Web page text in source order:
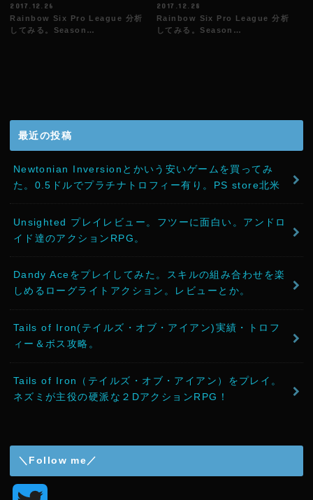
2017.12.26
Rainbow Six Pro League 分析
してみる。Season…
2017.12.28
Rainbow Six Pro League 分析
してみる。Season…
最近の投稿
Newtonian Inversionとかいう安いゲームを買ってみ
た。0.5ドルでプラチナトロフィー有り。PS store北米
Unsighted プレイレビュー。フツーに面白い。アンドロ
イド達のアクションRPG。
Dandy Aceをプレイしてみた。スキルの組み合わせを楽
しめるローグライトアクション。レビューとか。
Tails of Iron(テイルズ・オブ・アイアン)実績・トロフ
ィー＆ボス攻略。
Tails of Iron（テイルズ・オブ・アイアン）をプレイ。
ネズミが主役の硬派な２DアクションRPG！
＼Follow me／